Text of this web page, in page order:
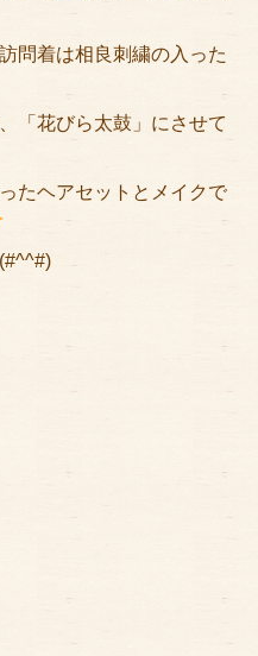
問着は相良刺繍の入った
「花びら太鼓」にさせて
たヘアセットとメイクで